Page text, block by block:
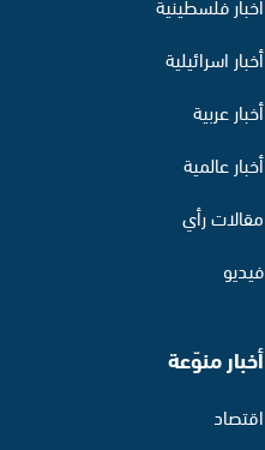
أخبار اسرائيلية
أخبار عربية
أخبار عالمية
مقالات رأي
فيديو
أخبار منوّعة
اقتصاد